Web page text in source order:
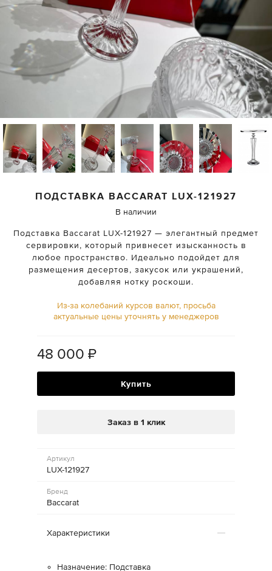
ПОДСТАВКА BACCARAT LUX-121927
В наличии
Подставка Baccarat LUX-121927 — элегантный предмет
сервировки, который привнесет изысканность в
любое пространство. Идеально подойдет для
размещения десертов, закусок или украшений,
добавляя нотку роскоши.
Из-за колебаний курсов валют, просьба
актуальные цены уточнять у менеджеров
48 000 ₽
Купить
Заказ в 1 клик
Артикул
LUX-121927
Бренд
Baccarat
Характеристики
Назначение: Подставка